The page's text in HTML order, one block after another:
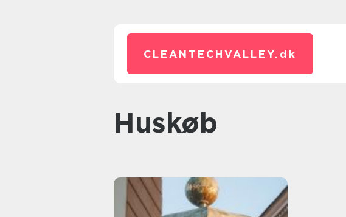
CLEANTECHVALLEY. dk
huskøb